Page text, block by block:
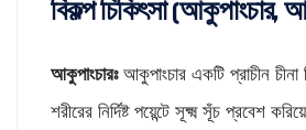
বিকল্প চিকিৎসা (আকুপাংচার,
আকুপাংচারঃআকুপাংচার একটি প্রাচীন চীনা
শরীরের নির্দিষ্ট পয়েন্টে সূক্ষ্ম সূঁচ প্রবেশ